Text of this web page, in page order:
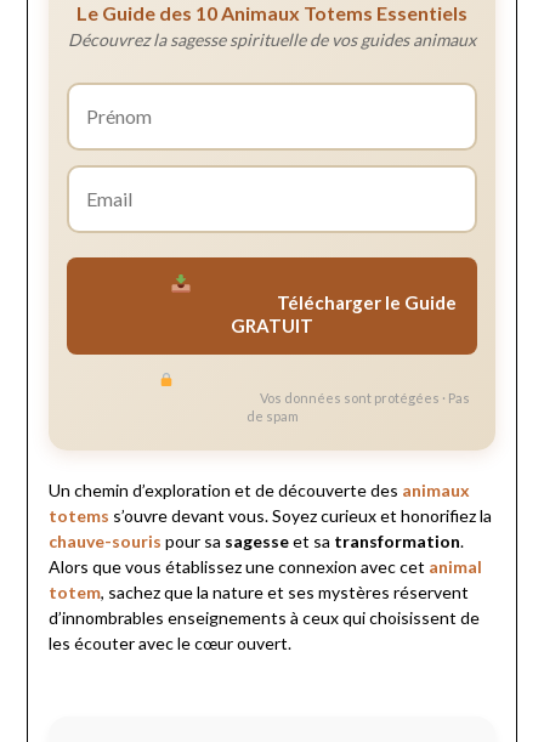
Le Guide des 10 Animaux Totems Essentiels
Découvrez la sagesse spirituelle de vos guides animaux
Télécharger le Guide
GRATUIT
Vos données sont protégées · Pas
de spam
Un chemin d’exploration et de découverte des animaux
totems s’ouvre devant vous. Soyez curieux et honorifiez la
chauve-souris pour sa sagesseet sa transformation.
Alors que vous établissez une connexion avec cet animal
totem, sachez que la nature et ses mystères réservent
d’innombrables enseignements à ceux qui choisissent de
les écouter avec le cœur ouvert.